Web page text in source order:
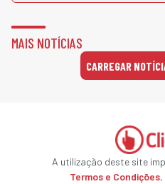
MAIS NOTÍCIAS
CARREGAR
A utilização deste site
Termos e Condições